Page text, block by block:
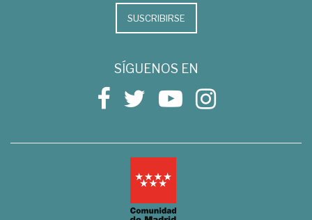
SUSCRIBIRSE
SÍGUENOS EN